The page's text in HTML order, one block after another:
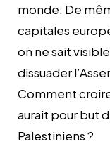
monde. De
capitales
on ne sait
dissuader
Comment
aurait pour but
Palestiniens ?